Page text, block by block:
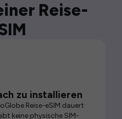
Reise-
zu installieren
Reise-eSIM dauert
keine physische SIM-